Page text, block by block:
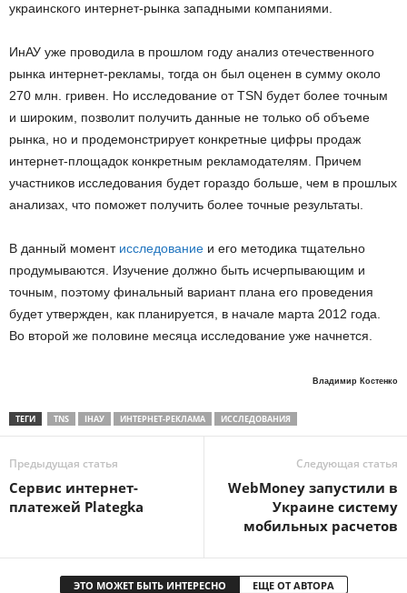
украинского интернет-рынка западными компаниями.
ИнАУ уже проводила в прошлом году анализ отечественного
рынка интернет-рекламы, тогда он был оценен в сумму около
270 млн. гривен. Но исследование от TSN будет более точным
и широким, позволит получить данные не только об объеме
рынка, но и продемонстрирует конкретные цифры продаж
интернет-площадок конкретным рекламодателям. Причем
участников исследования будет гораздо больше, чем в прошлых
анализах, что поможет получить более точные результаты.
В данный момент исследование и его методика тщательно
продумываются. Изучение должно быть исчерпывающим и
точным, поэтому финальный вариант плана его проведения
будет утвержден, как планируется, в начале марта 2012 года.
Во второй же половине месяца исследование уже начнется.
Владимир Костенко
ТЕГИ TNS ІНАУ ИНТЕРНЕТ-РЕКЛАМА ИССЛЕДОВАНИЯ
Предыдущая статья
Сервис интернет-
платежей Plategka
Следующая статья
WebMoney запустили в
Украине систему
мобильных расчетов
ЭТО МОЖЕТ БЫТЬ ИНТЕРЕСНО ЕЩЕ ОТ АВТОРА